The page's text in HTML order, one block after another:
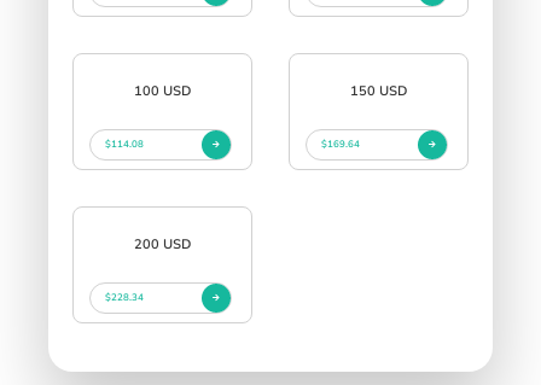
100 USD
$114.08
150 USD
$169.64
200 USD
$228.34